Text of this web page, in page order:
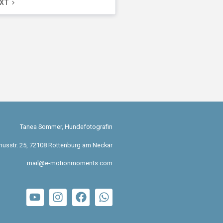
keyboard_arrow_right
Tanea Sommer, Hundefotografin
25, 72108 Rottenburg am Neckar
mail@e-motionmoments.com